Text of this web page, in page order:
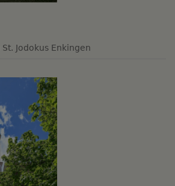
St. Jodokus Enkingen